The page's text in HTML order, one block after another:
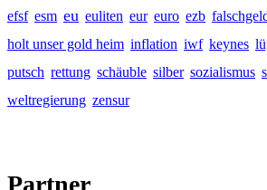
efsf esm eu euliten eur euro ezb
holt unser gold heim inflation iwf keynes
putsch rettung schäuble silber sozialismus
weltregierung zensur